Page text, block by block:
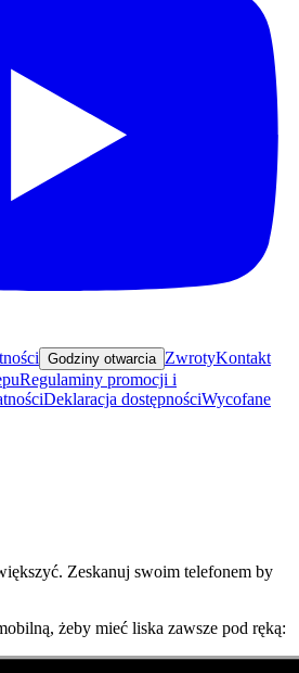
Godziny otwarcia ZwrotyKontakt
Regulaminy promocji i
Deklaracja dostępnościWycofane
Zeskanuj swoim telefonem by
żeby mieć liska zawsze pod ręką: